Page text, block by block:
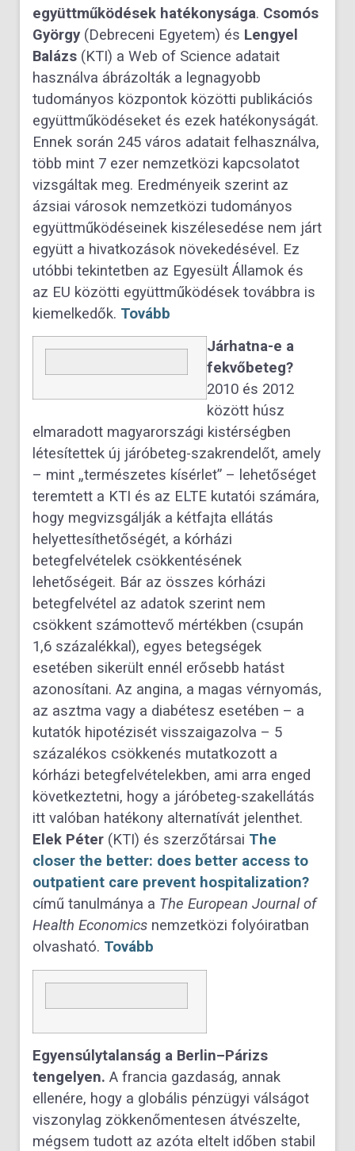
együttműködések hatékonysága. Csomós
György (Debreceni Egyetem) és Lengyel
Balázs (KTI) a Web of Science adatait
használva ábrázolták a legnagyobb
tudományos központok közötti publikációs
együttműködéseket és ezek hatékonyságát.
Ennek során 245 város adatait felhasználva,
több mint 7 ezer nemzetközi kapcsolatot
vizsgáltak meg. Eredményeik szerint az
ázsiai városok nemzetközi tudományos
együttműködéseinek kiszélesedése nem járt
együtt a hivatkozások növekedésével. Ez
utóbbi tekintetben az Egyesült Államok és
az EU közötti együttműködések továbbra is
kiemelkedők. Tovább
Járhatna-e a
fekvőbeteg?
2010 és 2012
között húsz
elmaradott magyarországi kistérségben
létesítettek új járóbeteg-szakrendelőt, amely
– mint „természetes kísérlet” – lehetőséget
teremtett a KTI és az ELTE kutatói számára,
hogy megvizsgálják a kétfajta ellátás
helyettesíthetőségét, a kórházi
betegfelvételek csökkentésének
lehetőségeit. Bár az összes kórházi
betegfelvétel az adatok szerint nem
csökkent számottevő mértékben (csupán
1,6 százalékkal), egyes betegségek
esetében sikerült ennél erősebb hatást
azonosítani. Az angina, a magas vérnyomás,
az asztma vagy a diabétesz esetében – a
kutatók hipotézisét visszaigazolva – 5
százalékos csökkenés mutatkozott a
kórházi betegfelvételekben, ami arra enged
következtetni, hogy a járóbeteg-szakellátás
itt valóban hatékony alternatívát jelenthet.
Elek Péter (KTI) és szerzőtársai The
closer the better: does better access to
outpatient care prevent hospitalization?
című tanulmánya a The European Journal of
Health Economics nemzetközi folyóiratban
olvasható. Tovább
Egyensúlytalanság a Berlin–Párizs
tengelyen. A francia gazdaság, annak
ellenére, hogy a globális pénzügyi válságot
viszonylag zökkenőmentesen átvészelte,
mégsem tudott az azóta eltelt időben stabil